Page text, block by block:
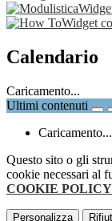
Widget
Calendario
Caricamento...
Ultimi contenuti
Caricamento...
Questo sito o gli
cookie necessari al
COOKIE POLICY
Personalizza